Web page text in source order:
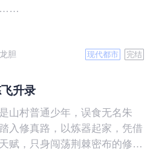
……
胆 现代都市 完结
升录
山村普通少年，误食无名朱
入修真路，以炼器起家，凭借
赋，只身闯荡荆棘密布的修仙